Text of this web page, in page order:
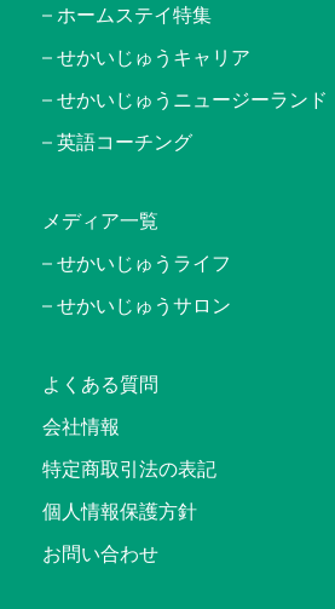
ホームステイ特集
せかいじゅうキャリア
せかいじゅうニュージーランド
英語コーチング
メディア一覧
せかいじゅうライフ
せかいじゅうサロン
よくある質問
会社情報
特定商取引法の表記
個人情報保護方針
お問い合わせ